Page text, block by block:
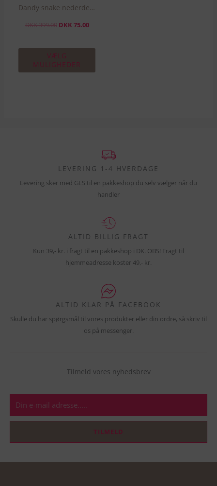
Dandy snake nederdel – Sort
DKK399.00 DKK 75.00
VÆLG
MULIGHEDER
LEVERING 1-4 HVERDAGE
Levering sker med GLS til en pakkeshop du selv vælger når du
handler
ALTID BILLIG FRAGT
Kun 39,- kr. i fragt til en pakkeshop i DK. OBS! Fragt til
hjemmeadresse koster 49,- kr.
ALTID KLAR PÅ FACEBOOK
Skulle du har spørgsmål til vores produkter eller din ordre, så skriv til
os på messenger.
Tilmeld vores nyhedsbrev
TILMELD